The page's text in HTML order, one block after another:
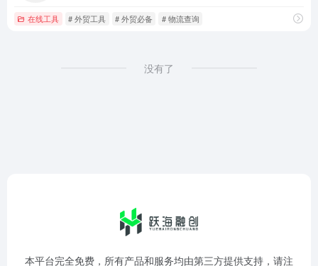
在线工具 # 外贸工具 # 外贸必备 # 物流查询
没有了
本平台完全免费，所有产品和服务均由第三方提供支持，请注